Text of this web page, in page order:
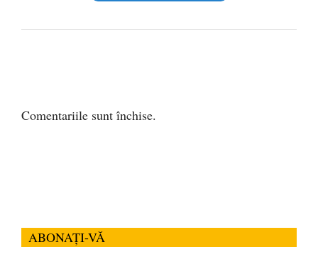
Comentariile sunt închise.
ABONAȚI-VĂ